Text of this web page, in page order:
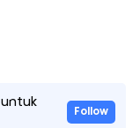
untuk
Follow